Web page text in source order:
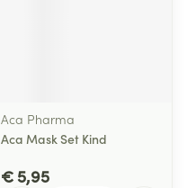
Aca Pharma
Aca Mask Set Kind
€ 5,95